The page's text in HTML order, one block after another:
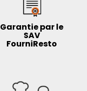
Garantie par le
SAV
FourniResto